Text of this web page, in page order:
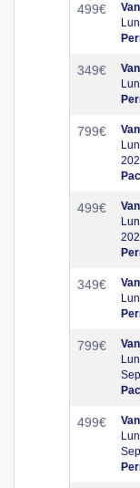
499€
349€
799€
499€
349€
799€
499€